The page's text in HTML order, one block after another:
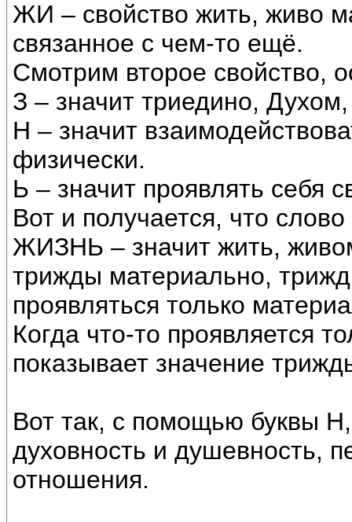
ЖИ – свойство жить, живо
связанное с чем-то ещё.
Смотрим второе свойство,
З – значит триедино,
Н – значит
физически.
Ь – значит проявлять себя
Вот и получается, что слово
ЖИЗНЬ – значит жить,
трижды материально,
проявляться только
Когда что-то проявляется
показывает значение
Вот так, с помощью буквы
духовность и душевность,
отношения.